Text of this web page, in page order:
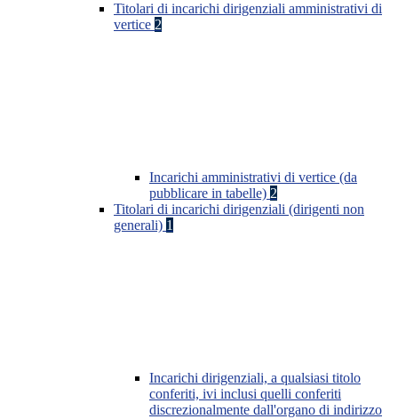
Titolari di incarichi dirigenziali amministrativi di
vertice 2
Incarichi amministrativi di vertice (da
pubblicare in tabelle) 2
Titolari di incarichi dirigenziali (dirigenti non
generali) 1
Incarichi dirigenziali, a qualsiasi titolo
conferiti, ivi inclusi quelli conferiti
discrezionalmente dall'organo di indirizzo